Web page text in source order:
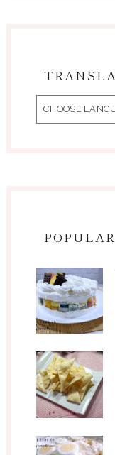
POPULAR